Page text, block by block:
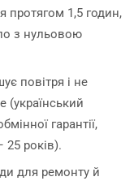
протягом 1,5 годин,
з нульовою
повітря і не
(український
гарантії,
25 років).
для ремонту й